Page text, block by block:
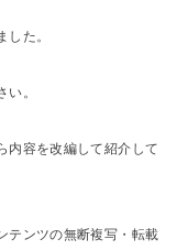
た。
。
内容を改編して紹介して
テンツの無断複写・転載